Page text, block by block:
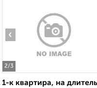
2/3
‹
1-к квартира, на